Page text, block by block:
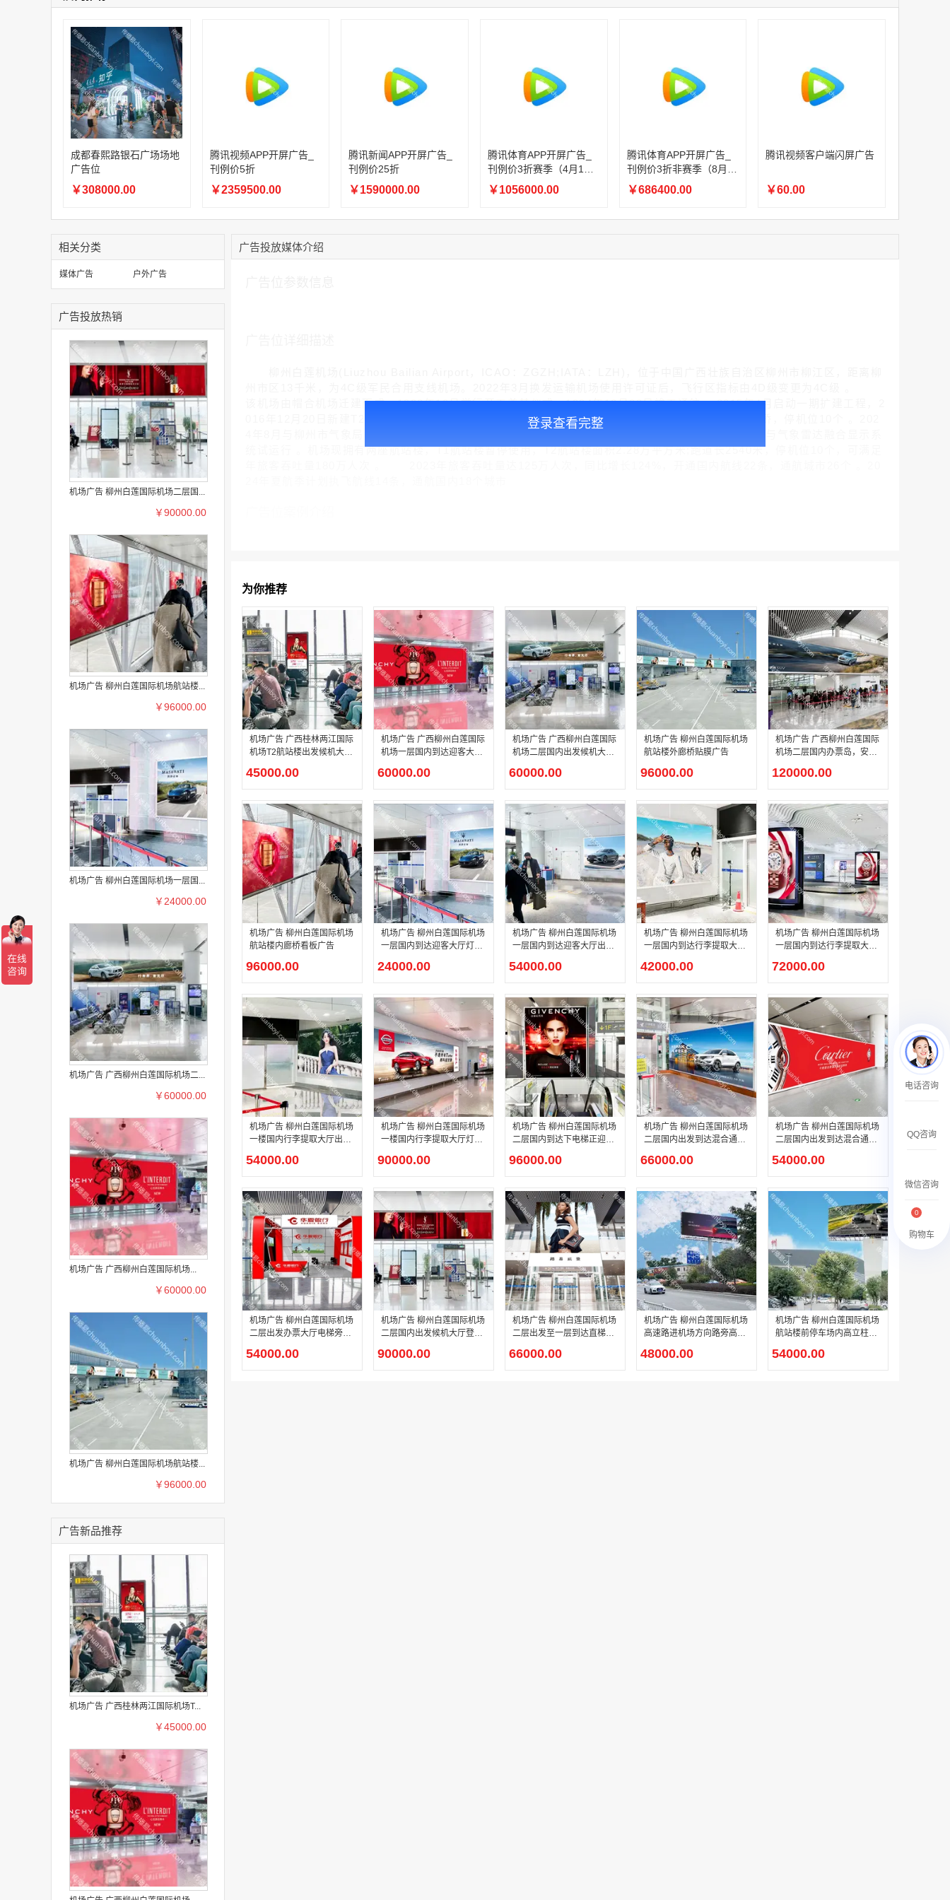
15:18:49 173****0620 联系了该媒体所在商家
177****7961 联系了该媒体所在商家
181****8167 联系了该媒体所在商家
181****0078
腾讯体育APP开屏广告_刊例价3折非赛季（8月9日-9月30日）
腾讯体育客户端闪屏广告_刊例价3折非赛季（8月9日-9月30日）
￥212.00
成都春熙路银石广场场地广告位
￥308000.00
腾讯视频APP开屏广告_刊例价5折
￥2359500.00
腾讯新闻APP开屏广告_刊例价25折
￥1590000.00
成都春熙路银石广场场地
广告位
￥308000.00
腾讯视频APP开屏广告_
刊例价5折
￥2359500.00
腾讯新闻APP开屏广告_
刊例价25折
￥1590000.00
腾讯体育APP开屏广告_
刊例价3折赛季（4月1日-
8月8日）
￥1056000.00
腾讯体育APP开屏广告_
刊例价3折非赛季（8月9
日-9月30日）
￥686400.00
腾讯视频客户端闪屏广告
￥60.00
相关分类
媒体广告 户外广告
广告投放热销
机场广告 柳州白莲国际机场二层国...
￥90000.00
机场广告 柳州白莲国际机场航站楼...
￥96000.00
机场广告 柳州白莲国际机场一层国...
￥24000.00
机场广告 广西柳州白莲国际机场二...
￥60000.00
机场广告 广西柳州白莲国际机场...
￥60000.00
机场广告 柳州白莲国际机场航站楼...
￥96000.00
广告新品推荐
机场广告 广西桂林两江国际机场T...
￥45000.00
广告投放媒体介绍
该机场由帽合机场迁建而成，1992年10月举行开工奠基仪式，1994年12月28日竣工通航 。2015年4月启动一期扩建工程，2
016年12月20日新建T2航站楼正式启用，总投资7.4亿元，总建筑面积22840平方米，新增6个登机廊桥，停机位10个 。202
统试运行 。机场现拥有两座航站楼，T1航站楼暂停使用，T2航站楼面积2.28万平方米;跑道长2540米，停机位10个，可满足
登录查看完整
为你推荐
机场广告 广西桂林两江国际
机场T2航站楼出发候机大厅
45000.00
机场广告 广西柳州白莲国际
机场一层国内到达迎客大厅
60000.00
机场广告 广西柳州白莲国际
机场二层国内出发候机大厅
60000.00
机场广告 柳州白莲国际机场
航站楼外廊桥贴膜广告
96000.00
机场广告 广西柳州白莲国际
机场二层国内办票岛，安检
120000.00
机场广告 柳州白莲国际机场
航站楼内廊桥看板广告
96000.00
机场广告 柳州白莲国际机场
一层国内到达迎客大厅灯箱
24000.00
机场广告 柳州白莲国际机场
一层国内到达迎客大厅出口
54000.00
机场广告 柳州白莲国际机场
一层国内到达行李提取大厅
42000.00
机场广告 柳州白莲国际机场
一层国内到达行李提取大厅
72000.00
机场广告 柳州白莲国际机场
一楼国内行李提取大厅出口
54000.00
机场广告 柳州白莲国际机场
一楼国内行李提取大厅灯箱
90000.00
机场广告 柳州白莲国际机场
二层国内到达下电梯正迎面
96000.00
机场广告 柳州白莲国际机场
二层国内出发到达混合通廊
66000.00
机场广告 柳州白莲国际机场
二层国内出发到达混合通廊
54000.00
机场广告 柳州白莲国际机场
二层出发办票大厅电梯旁实
54000.00
机场广告 柳州白莲国际机场
二层国内出发候机大厅登机
迎面）灯箱广告
90000.00
机场广告 柳州白莲国际机场
二层出发至一层到达直梯贴
66000.00
机场广告 柳州白莲国际机场
高速路进机场方向路旁高立
48000.00
机场广告 柳州白莲国际机场
航站楼前停车场内高立柱广
54000.00
电话咨询
QQ咨询
微信咨询
购物车
0